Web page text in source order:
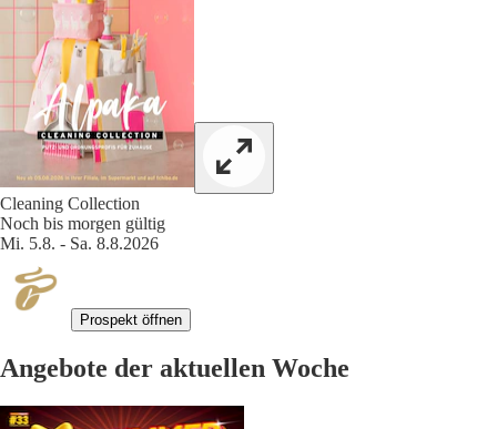
Cleaning Collection
Noch bis morgen gültig
Mi. 5.8. - Sa. 8.8.2026
Prospekt öffnen
Angebote der aktuellen Woche